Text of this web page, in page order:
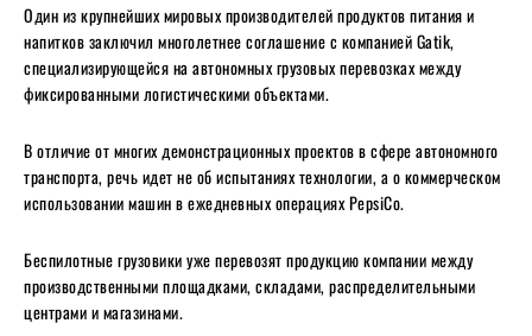
Один из крупнейших мировых производителей продуктов питания и
напитков заключил многолетнее соглашение с компанией Gatik,
специализирующейся на автономных грузовых перевозках между
фиксированными логистическими объектами.
В отличие от многих демонстрационных проектов в сфере автономного
транспорта, речь идет не об испытаниях технологии, а о коммерческом
использовании машин в ежедневных операциях PepsiCo.
Беспилотные грузовики уже перевозят продукцию компании между
производственными площадками, складами, распределительными
центрами и магазинами.